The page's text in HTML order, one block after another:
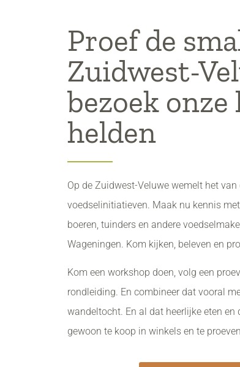
Proef de
Zuidwest-
bezoek onze
helden
Op de Zuidwest-Veluwe wemelt het
voedselinitiatieven. Maak nu kennis
boeren, tuinders en andere
Wageningen. Kom kijken, beleven en
Kom een workshop doen, volg een
rondleiding. En combineer dat vooral
wandeltocht. En al dat heerlijke eten
gewoon te koop in winkels en te